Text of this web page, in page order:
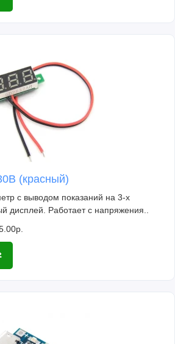
(красный)
с выводом показаний на 3-х
дисплей. Работает с напряжения..